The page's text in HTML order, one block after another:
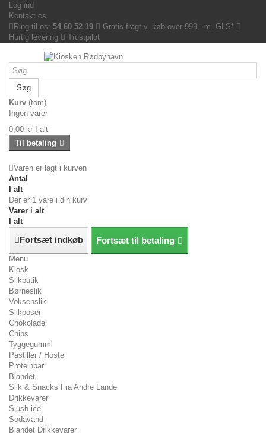
Log ind
Kontakt os
Ring til os: 54 60 52 19
Gratis fragt v. køb over 999,- m. GLS*
Hurtig levering
Trustpilot
Søg
Kurv (tom)
Ingen varer
0,00 kr
I alt
Til betaling
Varen er lagt i kurven
Antal
I alt
Der er 1 vare i din kurv
Varer i alt
I alt
Fortsæt indkøb Fortsæt til betaling
Menu
Kiosk
Slikbutik
Børneslik
Voksenslik
Slikposer
Chokolade
Chips
Tyggegummi
Pastiller / Hoste
Proteinbar
Blandet
Slik & Snacks Fra Andre Lande
Drikkevarer
Slush ice
Sodavand
Blandet Drikkevarer